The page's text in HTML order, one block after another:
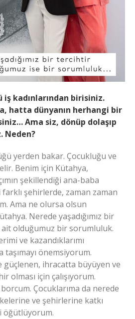
iş kadınlarından birisiniz.
hatta dünyanın herhangi bir
Ama siz, dönüp dolaşıp
Neden?
yerden bakar. Çocukluğu ve
Benim için Kütahya,
şekillendiği ana-baba
şehirlerde, zaman zaman
Ama ne olursa olsun
Nerede yaşadığımız bir
olduğumuz bir sorumluluk.
ve kazandıklarımı
önemsiyorum.
güçlenen, ihracatta büyüyen ve
olması için çalışıyorum.
Çocuklarıma da nerede
ve şehirlerine katkı
öğütlüyorum.